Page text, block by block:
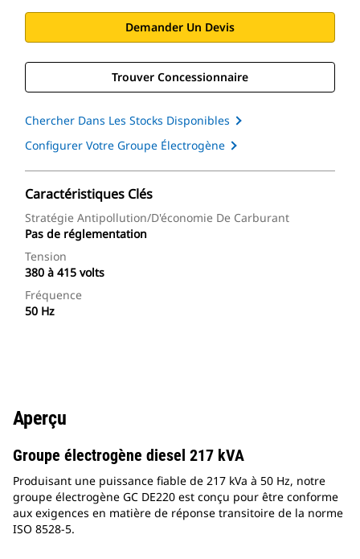
Demander Un Devis
Trouver Concessionnaire
Chercher Dans Les Stocks Disponibles
Configurer Votre Groupe Électrogène
Caractéristiques Clés
Stratégie Antipollution/d'économie De Carburant
Pas de réglementation
Tension
380 à 415 volts
Fréquence
50 Hz
Aperçu
Groupe électrogène diesel 217 kVA
Produisant une puissance fiable de 217 kVa à 50 Hz, notre
groupe électrogène GC DE220 est conçu pour être conforme
aux exigences en matière de réponse transitoire de la norme
ISO 8528-5.